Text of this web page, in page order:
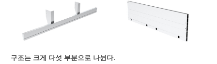
구조는 크게 다섯 부분으로 나뉜다.